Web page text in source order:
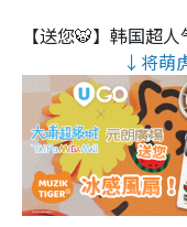
【送您🐯】韩国超
↓将萌